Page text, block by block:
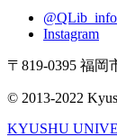
@QLib_info
Instagram
〒819-0395 福岡
© 2013-2022
KYUSHU